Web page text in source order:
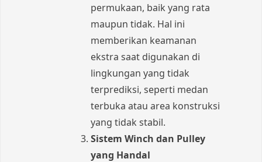
permukaan, baik yang rata
maupun tidak. Hal ini
memberikan keamanan
ekstra saat digunakan di
lingkungan yang tidak
terprediksi, seperti medan
terbuka atau area konstruksi
yang tidak stabil.
Sistem Winch dan Pulley
yang Handal